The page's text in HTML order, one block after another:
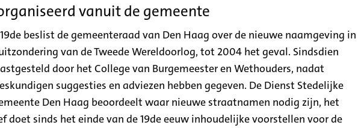
vanuit de gemeente
beslist de gemeenteraad van Den Haag over de nieuwe naamgeving in
van de Tweede Wereldoorlog, tot 2004 het geval. Sindsdien
door het College van Burgemeester en Wethouders, nadat
suggesties en adviezen hebben gegeven. De Dienst Stedelijke
Den Haag beoordeelt waar nieuwe straatnamen nodig zijn, het
doet sinds het einde van de 19de eeuw inhoudelijke voorstellen voor de